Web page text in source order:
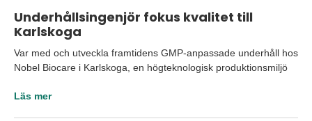
Underhållsingenjör fokus kvalitet till
Karlskoga
Var med och utveckla framtidens GMP-anpassade underhåll hos
Nobel Biocare i Karlskoga, en högteknologisk produktionsmiljö
Läs mer